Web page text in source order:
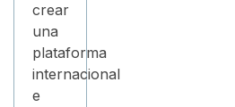
crear
una
plataforma
internacional
e